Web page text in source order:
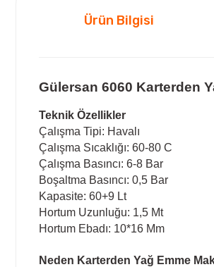
Ürün Bilgisi
Gülersan 6060 Karterden
Teknik Özellikler
Çalışma Tipi: Havalı
Çalışma Sıcaklığı: 60-80 C
Çalışma Basıncı: 6-8 Bar
Boşaltma Basıncı: 0,5 Bar
Kapasite: 60+9 Lt
Hortum Uzunluğu: 1,5 Mt
Hortum Ebadı: 10*16 Mm
Neden Karterden Yağ Emme